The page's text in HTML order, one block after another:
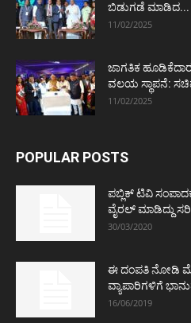
ಬಿಡುಗಡೆ ಮಾಡಿದ...
11/02/2025
ಜಾಗತಿಕ
ವಲಯ ಸ್ಥಾಪನೆ:
11/02/2025
POPULAR POSTS
ಪಬ್ಲಿಕ್ ಟಿವಿ
ವೈರಲ್ ಮಾಡಿದ್ದು
30/03/2020
ಈ ದಂಪತಿ ನೋಡಿ
ವ್ಯಾಪಾರಿಗಳಿಗೆ
16/06/2019